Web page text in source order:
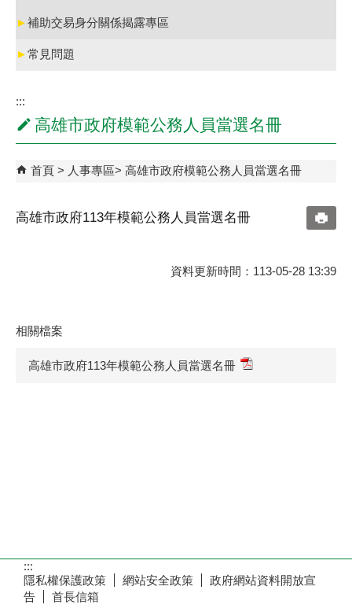
►補助交易身分關係揭露專區
►常見問題
:::
高雄市政府模範公務人員當選名冊
首頁 人事專區 高雄市政府模範公務人員當選名冊
高雄市政府113年模範公務人員當選名冊
資料更新時間：113-05-28 13:39
相關檔案
高雄市政府113年模範公務人員當選名冊
:::
隱私權保護政策
網站安全政策
政府網站資料開放宣
告
首長信箱